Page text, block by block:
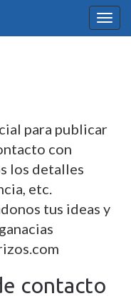
para publicar
con
los detalles
etc.
tus ideas y
contacto